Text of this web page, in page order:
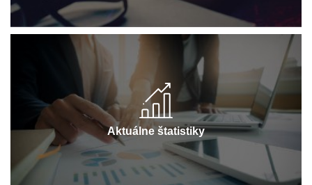
Aktuálne štatistiky